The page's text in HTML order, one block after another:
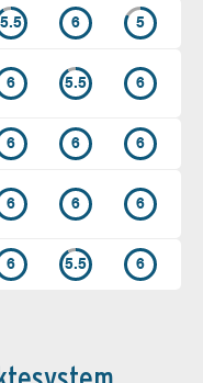
5.5 6 5
6 5.5 6
6 6 6
6 6 6
6 5.5 6